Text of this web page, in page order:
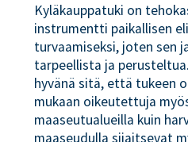
Kyläkauppatuki on
instrumentti paikallisen
turvaamiseksi, joten sen
tarpeellista ja
hyvänä sitä, että tukeen
mukaan oikeutettuja
maaseutualueilla kuin
maaseudulla sijaitsevat